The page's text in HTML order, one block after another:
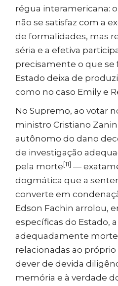
régua interamericana:
não se satisfaz com a
de formalidades, mas
séria e a efetiva
precisamente o que se
Estado deixa de
como no caso Emily e
No Supremo, ao votar
ministro Cristiano
autônomo do dano
de investigação
pela morte[11] —
dogmática que a
converte em
Edson Fachin arrolou,
específicas do Estado,
adequadamente
relacionadas ao
dever de devida
memória e à verdade